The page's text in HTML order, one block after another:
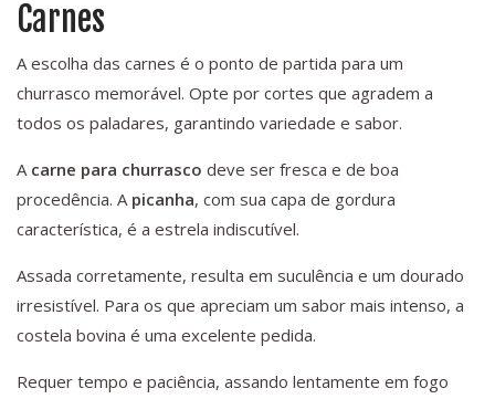
Carnes
A escolha das carnes é o ponto de partida para um
churrasco memorável. Opte por cortes que agradem a
todos os paladares, garantindo variedade e sabor.
A carne para churrasco deve ser fresca e de boa
procedência. A picanha, com sua capa de gordura
característica, é a estrela indiscutível.
Assada corretamente, resulta em suculência e um dourado
irresistível. Para os que apreciam um sabor mais intenso, a
costela bovina é uma excelente pedida.
Requer tempo e paciência, assando lentamente em fogo